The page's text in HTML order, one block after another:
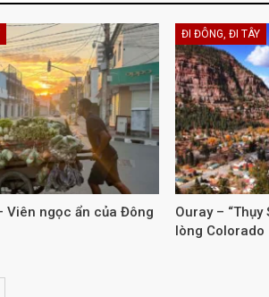
Viên ngọc ẩn của Đông
ĐI ĐÔNG, ĐI TÂY
Ouray –
lòng Colorado